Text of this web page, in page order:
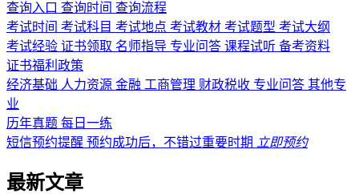
查询入口 查询时间 查询流程
考试时间 考试科目 考试地点 考试教材 考试题型 考试大纲
考试经验 证书领取 名师指导 专业问答 课程试听 备考资料
证书福利政策
经济基础 人力资源 金融 工商管理 财政税收 专业问答 其他专
业
历年真题 每日一练
短信预约提醒 预约成功后，不错过重要时期 立即预约
最新文章